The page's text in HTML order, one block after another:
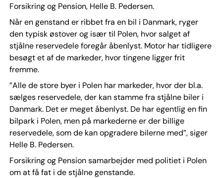
Forsikring og Pension, Helle B. Pedersen.
Når en genstand er ribbet fra en bil i Danmark, ryger
den typisk østover og især til Polen, hvor salget af
stjålne reservedele foregår åbenlyst. Motor har tidligere
besøgt et af de markeder, hvor tingene ligger frit
fremme.
”Alle de store byer i Polen har markeder, hvor der bl.a.
sælges reservedele, der kan stamme fra stjålne biler i
Danmark. Det er meget åbenlyst. De har egentlig en fin
bilpark i Polen, men på markederne er der billige
reservedele, som de kan opgradere bilerne med”, siger
Helle B. Pedersen.
Forsikring og Pension samarbejder med politiet i Polen
om at få fat i de stjålne genstande.